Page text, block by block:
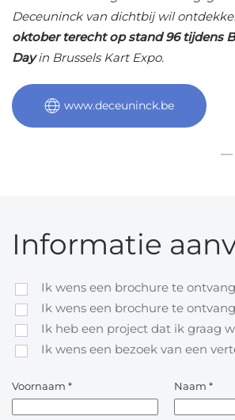
Deceuninck van dichtbij wil
oktober terecht op stand 96 tijdens
Dayin Brussels Kart Expo.
www.deceuninck.be
—
Informatie
Ik wens een brochure te
Ik wens een brochure te
Ik heb een project dat ik graag
Ik wens een bezoek van een
Voornaam * Naam *